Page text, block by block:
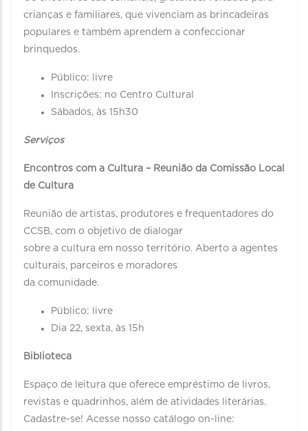
crianças e familiares, que vivenciam as brincadeiras
populares e também aprendem a confeccionar
brinquedos.
Público: livre
Inscrições: no Centro Cultural
Sábados, às 15h30
Serviços
Encontros com a Cultura – Reunião da Comissão Local
de Cultura
Reunião de artistas, produtores e frequentadores do
CCSB, com o objetivo de dialogar
sobre a cultura em nosso território. Aberto a agentes
culturais, parceiros e moradores
da comunidade.
Público: livre
Dia 22, sexta, às 15h
Biblioteca
Espaço de leitura que oferece empréstimo de livros,
revistas e quadrinhos, além de atividades literárias.
Cadastre-se! Acesse nosso catálogo on-line: